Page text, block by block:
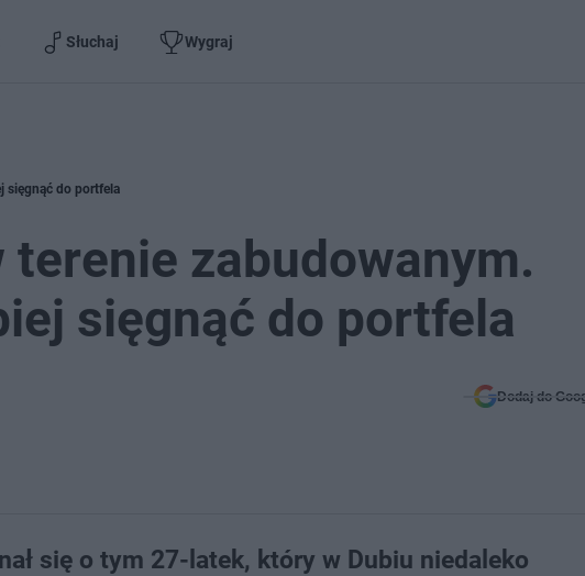
Słuchaj Wygraj
sięgnąć do portfela
terenie zabudowanym.
sięgnąć do portfela
Dodaj do
się o tym 27-latek, który w Dubiu niedaleko